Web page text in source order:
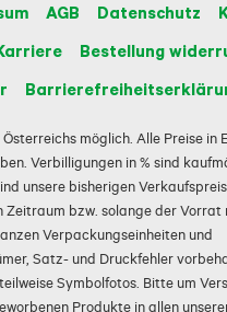
AGB Datenschutz
Bestellung
möglich. Alle Preise in
Verbilligungen in % sind
unsere bisherigen
Zeitraum bzw. solange der Vorrat
Verpackungseinheiten und
Satz- und Druckfehler
Symbolfotos. Bitte um
Produkte in allen